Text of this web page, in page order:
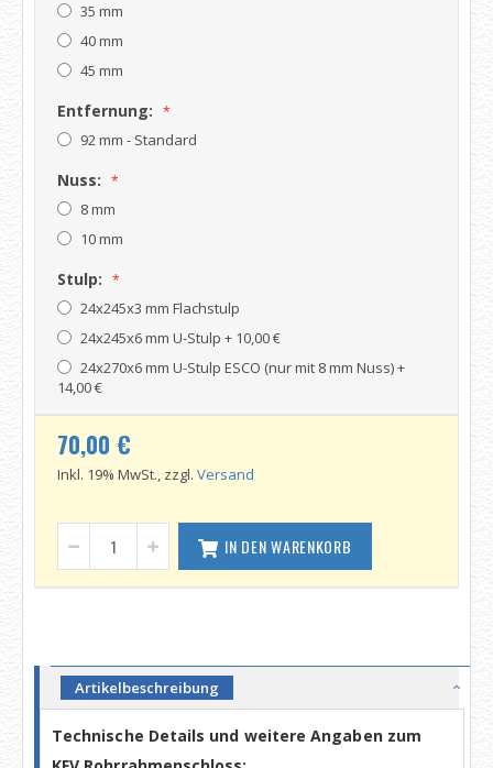
35 mm
40 mm
45 mm
Entfernung:
92 mm - Standard
Nuss:
8 mm
10 mm
Stulp:
24x245x3 mm Flachstulp
24x245x6 mm U-Stulp + 10,00 €
24x270x6 mm U-Stulp ESCO (nur mit 8 mm Nuss)+
14,00 €
70,00 €
Inkl. 19% MwSt., zzgl. Versand
IN DEN WARENKORB
Artikelbeschreibung
Technische Details und weitere Angaben zum